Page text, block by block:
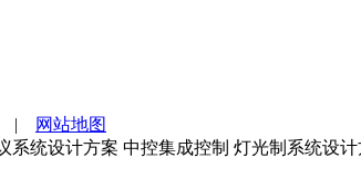
|
网站地图
统设计方案 中控集成控制 灯光制系统设